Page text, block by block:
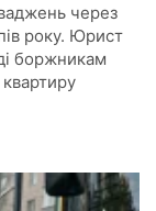
через
року. Юрист
боржникам